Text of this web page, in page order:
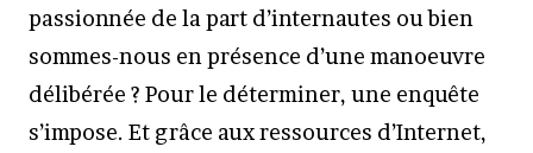
passionnée de la part d’internautes ou bien
sommes-nous en présence d’une manoeuvre
délibérée ? Pour le déterminer, une enquête
s’impose. Et grâce aux ressources d’Internet,